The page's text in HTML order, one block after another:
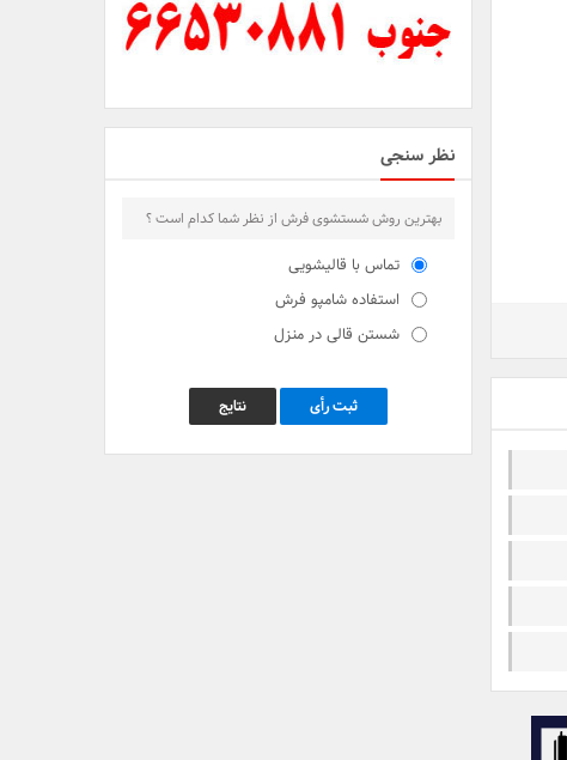
نظر سنجی
بهترین روش شستشوی فرش از نظر شما کدام است ؟
تماس با قالیشویی
استفاده شامپو فرش
شستن قالی در منزل
ثبت رأی نتایج